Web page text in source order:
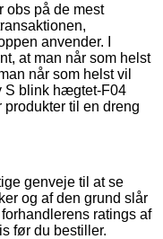
obs på de mest
anvender. I
at man når som helst
når som helst vil
S blink hægtet-F04
produkter til en dreng
genveje til at se
og af den grund slår
ratings af
før du bestiller.